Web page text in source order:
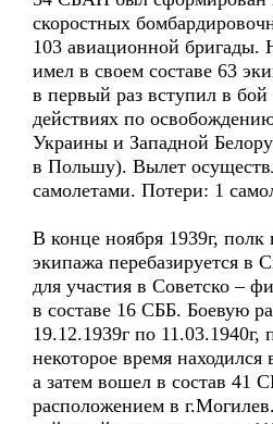
скоростных
103 авиационной бригады.
имел в своем составе 63
в первый раз вступил в
действиях по
Украины и Западной
в Польшу). Вылет
самолетами. Потери: 1
В конце ноября 1939г, полк
экипажа перебазируется в
для участия в Советско –
в составе 16 СББ. Боевую
19.12.1939г по 11.03.1940г,
некоторое время
а затем вошел в состав 41
расположением в